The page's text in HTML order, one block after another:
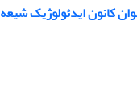
کانون ایدئولوژیک شیعه